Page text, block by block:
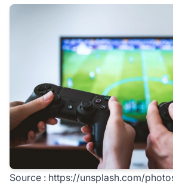
Source : https://unsplash.com/